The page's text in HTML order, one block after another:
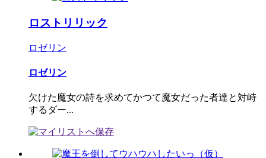
ロストリリック
ロゼリン
ロゼリン
欠けた魔女の詩を求めてかつて魔女だった者達と対峙
するダー...